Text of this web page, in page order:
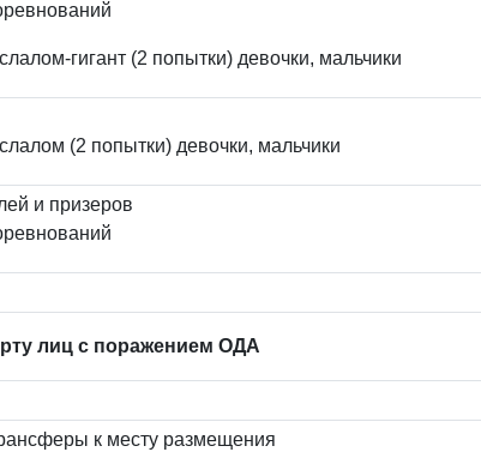
гигант (2 попытки) девочки, мальчики
(2 попытки) девочки, мальчики
и призеров
лиц с поражением ОДА
к месту размещения